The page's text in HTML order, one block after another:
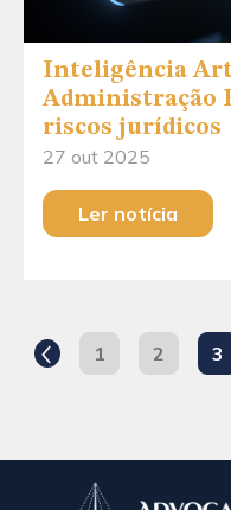
Inteligência
Administração
riscos jurídicos
27 out 2025
Ler notícia
1 2 3